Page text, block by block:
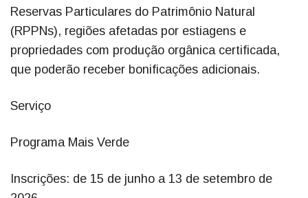
Reservas Particulares do Patrimônio Natural
(RPPNs), regiões afetadas por estiagens e
propriedades com produção orgânica certificada,
que poderão receber bonificações adicionais.
Serviço
Programa Mais Verde
Inscrições: de 15 de junho a 13 de setembro de